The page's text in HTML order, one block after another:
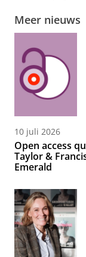
Meer nieuws
10 juli 2026
Open access
Taylor &
Emerald